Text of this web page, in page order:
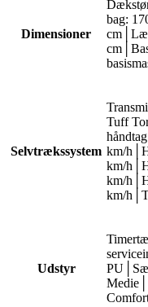
Dimensioner
bag:
Selvtrækssystem
Tuff
km/
km/
km/
km/
Udstyr